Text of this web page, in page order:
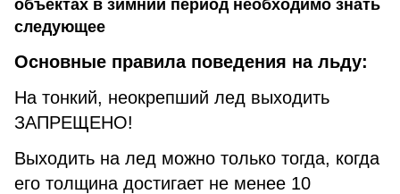
объектах в зимний период необходимо знать
следующее
Основные правила поведения на льду:
На тонкий, неокрепший лед выходить
ЗАПРЕЩЕНО!
Выходить на лед можно только тогда, когда
его толщина достигает не менее 10